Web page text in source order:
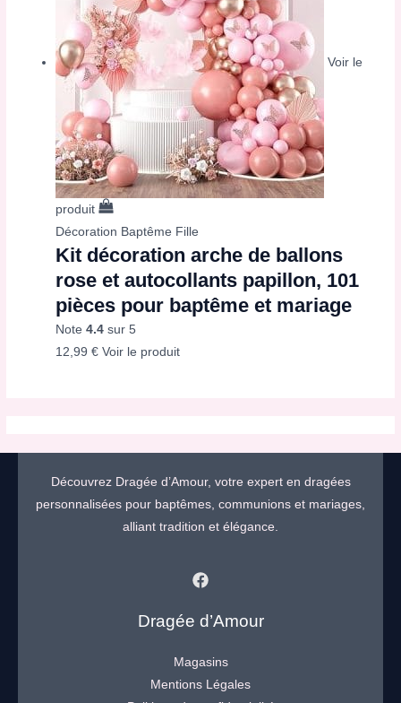
Voir le
produit
Décoration Baptême Fille
Kit décoration arche de ballons
rose et autocollants papillon, 101
pièces pour baptême et mariage
Note4.4 sur 5
12,99€ Voir le produit
Découvrez Dragée d’Amour, votre expert en dragées
personnalisées pour baptêmes, communions et mariages,
alliant tradition et élégance.
Dragée d’Amour
Magasins
Mentions Légales